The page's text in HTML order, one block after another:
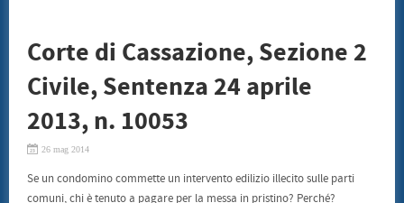
Corte di Cassazione, Sezione 2
Civile, Sentenza 24 aprile
2013, n. 10053
26 mag 2014
Se un condomino commette un intervento edilizio illecito sulle parti
comuni, chi è tenuto a pagare per la messa in pristino? Perché?